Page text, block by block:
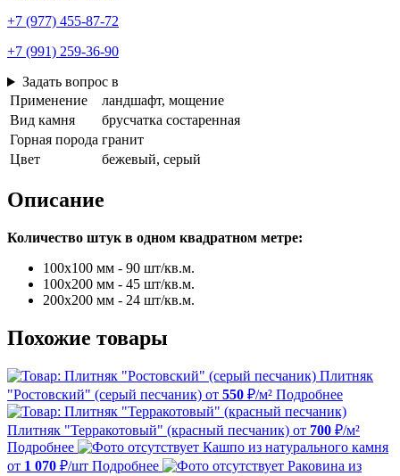
+7 (977) 455-87-72
+7 (991) 259-36-90
Задать вопрос в
Применение
ландшафт, мощение
Вид камня
брусчатка состаренная
Горная порода гранит
Цвет
бежевый, серый
Описание
Количество штук в одном квадратном метре:
100х100 мм - 90 шт/кв.м.
100х200 мм - 45 шт/кв.м.
200х200 мм - 24 шт/кв.м.
Похожие товары
Плитняк
"Ростовский" (серый песчаник) от 550 ₽/м² Подробнее
Плитняк "Терракотовый" (красный песчаник) от 700 ₽/м²
Подробнее
Кашпо из натурального камня
от 1 070 ₽/шт Подробнее
Раковина из